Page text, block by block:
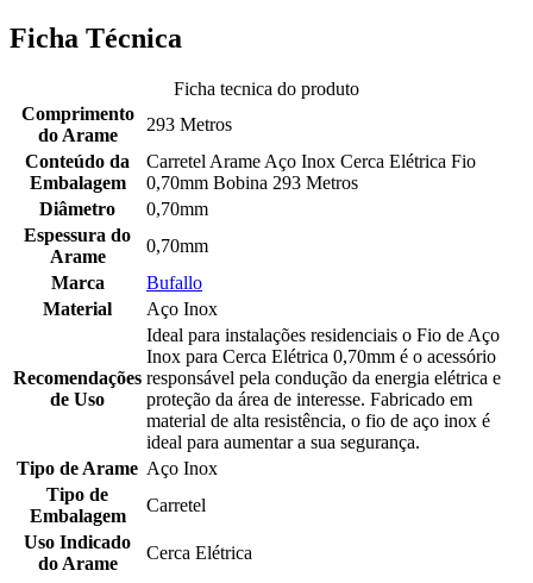
Ficha Técnica
Ficha tecnica do produto
Comprimento
do Arame
293 Metros
Conteúdo da
Embalagem
Carretel Arame Aço Inox Cerca Elétrica Fio
0,70mm Bobina 293 Metros
Diâmetro
0,70mm
Espessura do
Arame
0,70mm
Marca
Bufallo
Material
Aço Inox
Recomendações
de Uso
Ideal para instalações residenciais o Fio de Aço
Inox para Cerca Elétrica 0,70mm é o acessório
responsável pela condução da energia elétrica e
proteção da área de interesse. Fabricado em
material de alta resistência, o fio de aço inox é
ideal para aumentar a sua segurança.
Tipo de Arame Aço Inox
Tipo de
Embalagem
Carretel
Uso Indicado
do Arame
Cerca Elétrica